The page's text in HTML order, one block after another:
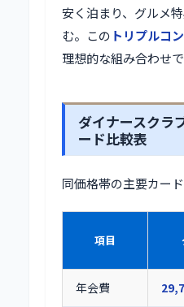
安く泊まり、グルメ
む。この トリプルコ
理想的な組み合わせで
ダイナースクラ
ード比較表
同価格帯の主要カー
項目
年会費